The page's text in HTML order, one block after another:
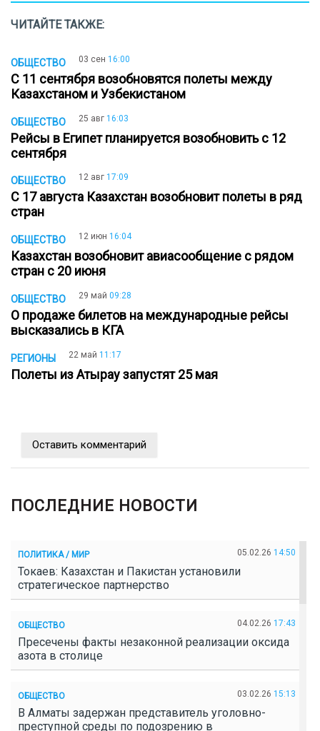
ЧИТАЙТЕ ТАКЖЕ:
ОБЩЕСТВО 03 сен 16:00
С 11 сентября возобновятся полеты между
Казахстаном и Узбекистаном
ОБЩЕСТВО 25 авг 16:03
Рейсы в Египет планируется возобновить с 12
сентября
ОБЩЕСТВО 12 авг 17:09
С 17 августа Казахстан возобновит полеты в ряд
стран
ОБЩЕСТВО 12 июн 16:04
Казахстан возобновит авиасообщение с рядом
стран с 20 июня
ОБЩЕСТВО 29 май 09:28
О продаже билетов на международные рейсы
высказались в КГА
РЕГИОНЫ 22 май 11:17
Полеты из Атырау запустят 25 мая
Оставить комментарий
ПОСЛЕДНИЕ НОВОСТИ
ПОЛИТИКА / МИР 05.02.26 14:50
Токаев: Казахстан и Пакистан установили
стратегическое партнерство
ОБЩЕСТВО 04.02.26 17:43
Пресечены факты незаконной реализации оксида
азота в столице
ОБЩЕСТВО 03.02.26 15:13
В Алматы задержан представитель уголовно-
преступной среды по подозрению в